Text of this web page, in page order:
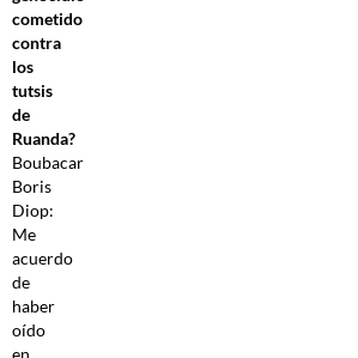
cometido
contra
los
tutsis
de
Ruanda?
Boubacar
Boris
Diop:
Me
acuerdo
de
haber
oído